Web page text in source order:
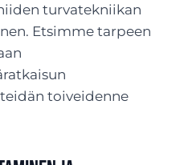
turvatekniikan
Etsimme tarpeen
toiveidenne